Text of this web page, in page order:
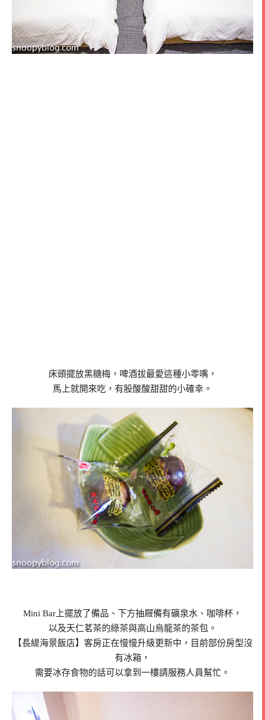
床頭擺放黑糖梅，啤酒拔最愛這種小零嘴，
馬上就開來吃，有股酸酸甜甜的小確幸。
Mini Bar上擺放了備品、下方抽屜備有礦泉水、咖啡杯，
以及天仁茗茶的綠茶與高山烏龍茶的茶包。
【長緹海景飯店】客房正在慢慢升級更新中，目前部份房型沒
有冰箱，
需要冰存食物的話可以拿到一樓請服務人員幫忙。